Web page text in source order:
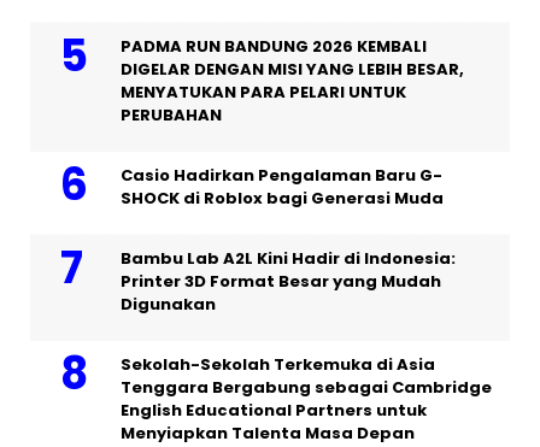
PADMA RUN BANDUNG 2026 KEMBALI
DIGELAR DENGAN MISI YANG LEBIH BESAR,
MENYATUKAN PARA PELARI UNTUK
PERUBAHAN
Casio Hadirkan Pengalaman Baru G-
SHOCK di Roblox bagi Generasi Muda
Bambu Lab A2L Kini Hadir di Indonesia:
Printer 3D Format Besar yang Mudah
Digunakan
Sekolah-Sekolah Terkemuka di Asia
Tenggara Bergabung sebagai Cambridge
English Educational Partners untuk
Menyiapkan Talenta Masa Depan